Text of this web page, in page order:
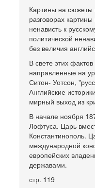
Картины на сюжеты
разговорах
ненависть к
политической
без величия
В свете этих
направленные на
Ситон- Уотсон,
Английские
мирный выход из
В начале ноября
Лофтуса. Царь
Константинополь.
международной
европейских
державами.
стр. 119